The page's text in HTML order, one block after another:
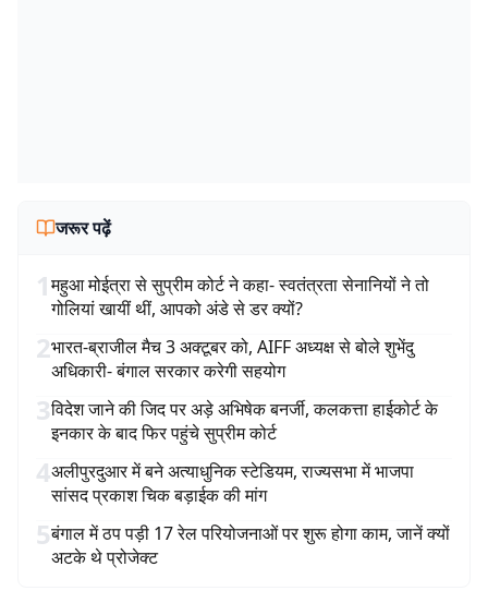
जरूर पढ़ें
1महुआ मोईत्रा से सुप्रीम कोर्ट ने कहा- स्वतंत्रता सेनानियों ने तो
गोलियां खायीं थीं, आपको अंडे से डर क्यों?
2भारत-ब्राजील मैच 3 अक्टूबर को, AIFF अध्यक्ष से बोले शुभेंदु
अधिकारी- बंगाल सरकार करेगी सहयोग
3विदेश जाने की जिद पर अड़े अभिषेक बनर्जी, कलकत्ता हाईकोर्ट के
इनकार के बाद फिर पहुंचे सुप्रीम कोर्ट
4अलीपुरदुआर में बने अत्याधुनिक स्टेडियम, राज्यसभा में भाजपा
सांसद प्रकाश चिक बड़ाईक की मांग
5बंगाल में ठप पड़ी 17 रेल परियोजनाओं पर शुरू होगा काम, जानें क्यों
अटके थे प्रोजेक्ट